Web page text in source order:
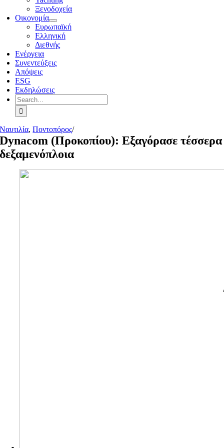
Ξενοδοχεία
Οικονομία
Ευρωπαϊκή
Ελληνική
Διεθνής
Ενέργεια
Συνεντεύξεις
Απόψεις
ESG
Εκδηλώσεις
Search
for:
Ναυτιλία,Ποντοπόρος/
Dynacom (Προκοπίου): Εξαγόρασε τέσσερα
δεξαμενόπλοια